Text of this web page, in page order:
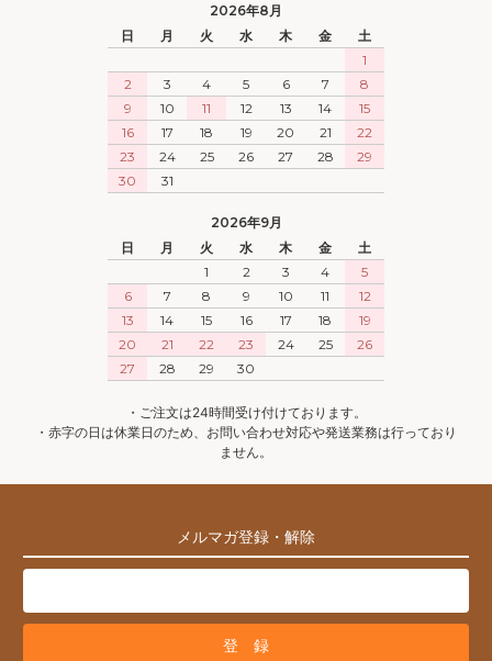
2026年8月
日
月 火 水 木 金
土
1
2
3 4 5 6 7
8
9
10 11 12 13 14
15
16
17 18 19 20 21
22
23
24 25 26 27 28
29
30
31
2026年9月
日
月 火 水 木 金
土
1
2 3 4
5
6
7 8 9 10 11
12
13
14 15 16 17 18
19
20
21 22 23 24 25
26
27
28 29 30
・ご注文は24時間受け付けております。
・赤字の日は休業日のため、お問い合わせ対応や発送業務は行っており
ません。
メルマガ登録・解除